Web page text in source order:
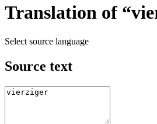
Translation of
Select source language
Source text